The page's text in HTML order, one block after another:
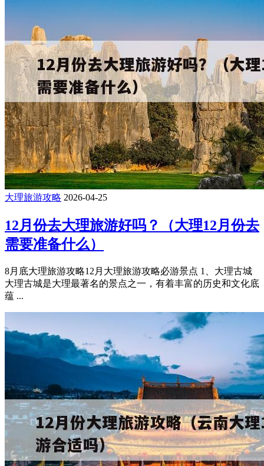
大理旅游攻略 2026-04-25
12月份去大理旅游好吗？（大理12月份去
需要准备什么）
8月底大理旅游攻略12月大理旅游攻略必游景点 1、大理古城
大理古城是大理最著名的景点之一，有着丰富的历史和文化底
蕴 ...